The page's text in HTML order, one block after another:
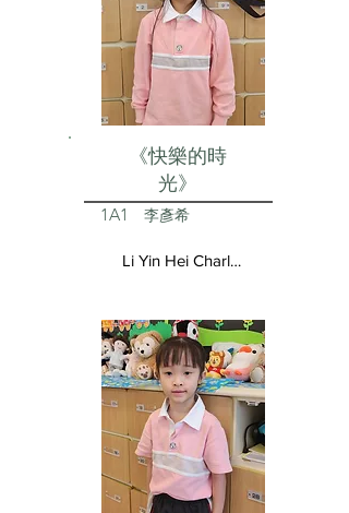
《快樂的時
光》
1A1 李彥希
Li Yin Hei Charlotte